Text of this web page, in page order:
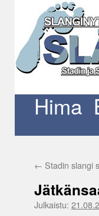
Hima
← Stadin slangi
Julkaistu: